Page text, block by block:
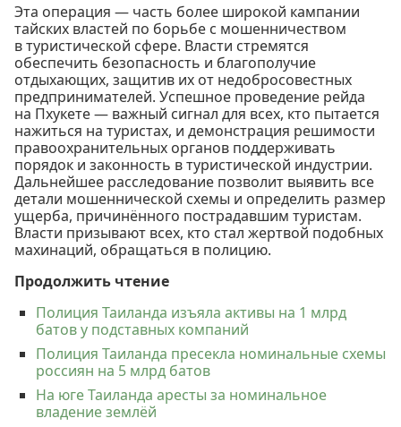
Эта операция — часть более широкой кампании
тайских властей по борьбе с мошенничеством
в туристической сфере. Власти стремятся
обеспечить безопасность и благополучие
отдыхающих, защитив их от недобросовестных
предпринимателей. Успешное проведение рейда
на Пхукете — важный сигнал для всех, кто пытается
нажиться на туристах, и демонстрация решимости
правоохранительных органов поддерживать
порядок и законность в туристической индустрии.
Дальнейшее расследование позволит выявить все
детали мошеннической схемы и определить размер
ущерба, причинённого пострадавшим туристам.
Власти призывают всех, кто стал жертвой подобных
махинаций, обращаться в полицию.
Продолжить чтение
Полиция Таиланда изъяла активы на 1 млрд
батов у подставных компаний
Полиция Таиланда пресекла номинальные схемы
россиян на 5 млрд батов
На юге Таиланда аресты за номинальное
владение землёй